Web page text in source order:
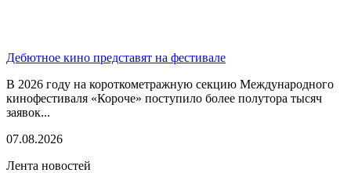
Дебютное кино представят на фестивале
В 2026 году на короткометражную секцию Международного
кинофестиваля «Короче» поступило более полутора тысяч
заявок...
07.08.2026
Лента новостей